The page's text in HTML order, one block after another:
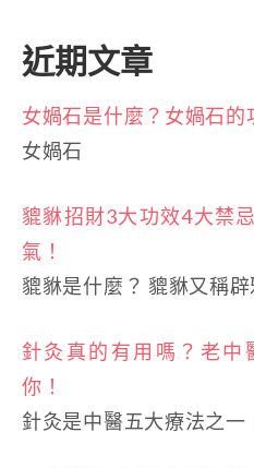
近期文章
女媧石是什麼？女媧石
女媧石
貔貅招財3大功效4大禁
氣！
貔貅是什麼？ 貔貅又稱
針灸真的有用嗎？老中
你！
針灸是中醫五大療法之